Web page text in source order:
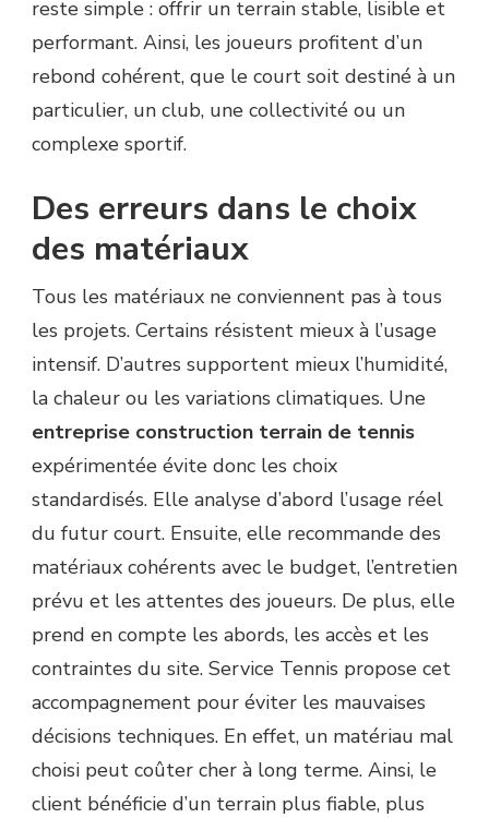
reste simple : offrir un terrain stable, lisible et
performant. Ainsi, les joueurs profitent d’un
rebond cohérent, que le court soit destiné à un
particulier, un club, une collectivité ou un
complexe sportif.
Des erreurs dans le choix
des matériaux
Tous les matériaux ne conviennent pas à tous
les projets. Certains résistent mieux à l’usage
intensif. D’autres supportent mieux l’humidité,
la chaleur ou les variations climatiques. Une
entreprise construction terrain de tennis
expérimentée évite donc les choix
standardisés. Elle analyse d’abord l’usage réel
du futur court. Ensuite, elle recommande des
matériaux cohérents avec le budget, l’entretien
prévu et les attentes des joueurs. De plus, elle
prend en compte les abords, les accès et les
contraintes du site. Service Tennis propose cet
accompagnement pour éviter les mauvaises
décisions techniques. En effet, un matériau mal
choisi peut coûter cher à long terme. Ainsi, le
client bénéficie d’un terrain plus fiable, plus